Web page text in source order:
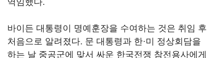
역임했다.
바이든 대통령이 명예훈장을 수여하는 것은 취임 후
처음으로 알려졌다. 문 대통령과 한·미 정상회담을
하는 날 중공군에 맞서 싸운 한국전쟁 참전용사에게